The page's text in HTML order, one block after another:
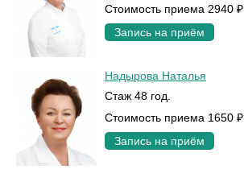
Стоимость приема 2940 ₽
Запись на приём
Надырова Наталья
Стаж 48 год.
Стоимость приема 1650 ₽
Запись на приём